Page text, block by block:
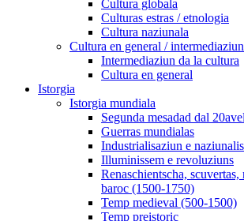
Cultura globala
Culturas estras / etnologia
Cultura naziunala
Cultura en general / intermediaziun
Intermediaziun da la cultura
Cultura en general
Istorgia
Istorgia mundiala
Segunda mesadad dal
Guerras mundialas
Industrialisaziun e
Illuminissem e revoluziuns
Renaschientscha,
baroc (1500-1750)
Temp medieval (500-1500)
Temp preistoric